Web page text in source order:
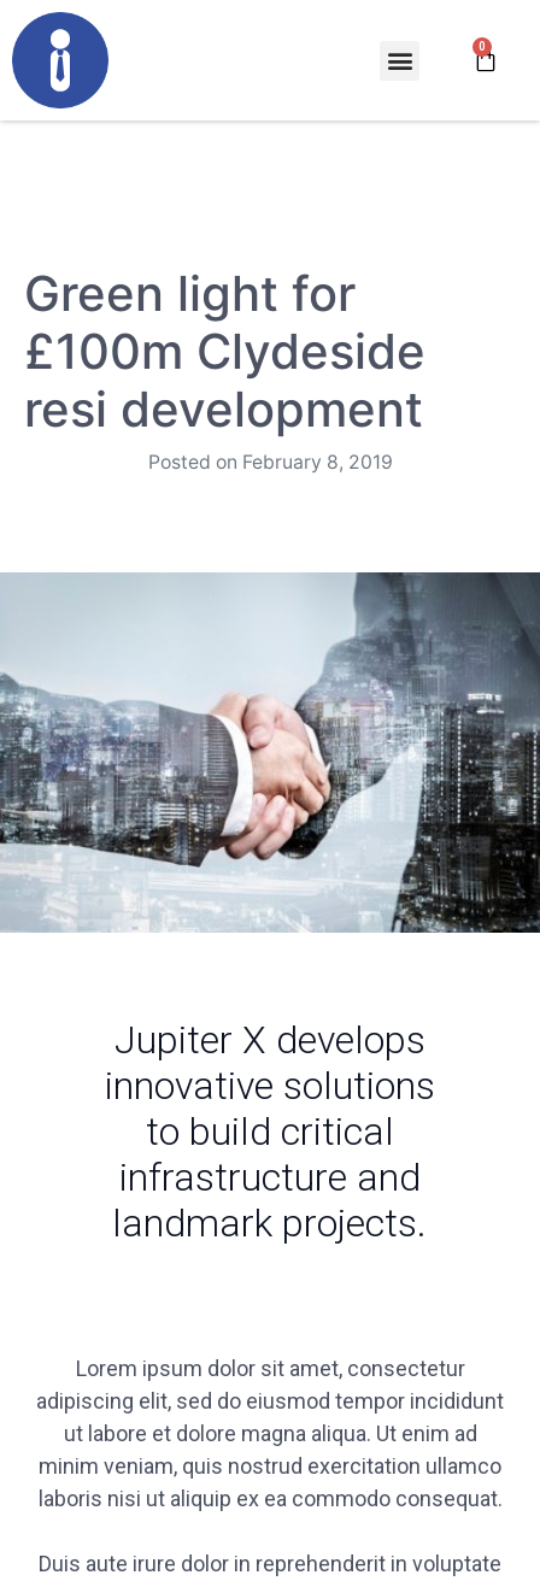
Green light for
£100m Clydeside
resi development
Posted on February 8, 2019
Jupiter X develops
innovative solutions
to build critical
infrastructure and
landmark projects.
Lorem ipsum dolor sit amet, consectetur
adipiscing elit, sed do eiusmod tempor incididunt
ut labore et dolore magna aliqua. Ut enim ad
minim veniam, quis nostrud exercitation ullamco
laboris nisi ut aliquip ex ea commodo consequat.
Duis aute irure dolor in reprehenderit in voluptate